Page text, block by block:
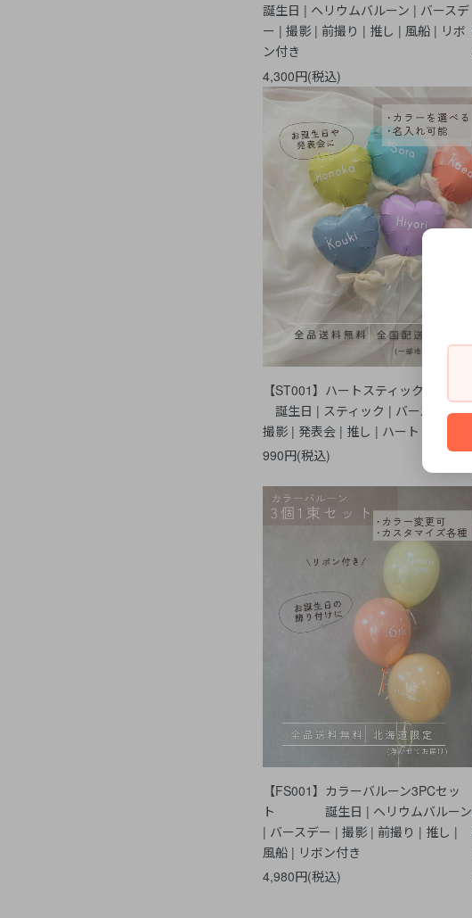
誕生日 | ヘリウムバルーン | バースデ
ー | 撮影 | 前撮り | 推し | 風船 | リボ
ン付き
4,300円(税込)
【ST001】ハートスティックS
誕生日 | スティック | バースデー |
撮影 | 発表会 | 推し | ハート |
990円(税込)
【FS001】カラーバルーン3PCセッ
ト 誕生日 | ヘリウムバルーン
| バースデー | 撮影 | 前撮り | 推し |
風船 | リボン付き
4,980円(税込)